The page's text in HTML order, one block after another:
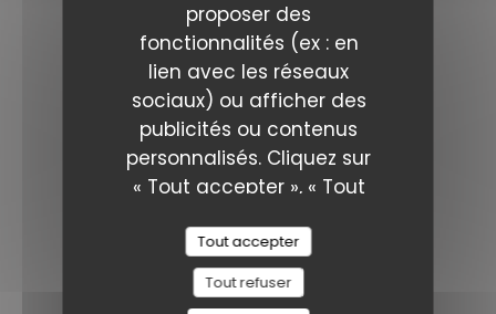
proposer des
fonctionnalités (ex : en
lien avec les réseaux
sociaux) ou afficher des
publicités ou contenus
personnalisés. Cliquez sur
« Tout accepter », « Tout
Personnaliser » pour gérer
vos préférences. Vous
pouvez modifier vos choix
Tout accepter
Tout refuser
RÉSERVER
PRIVATISER
BONS CADEAUX
Distinctions